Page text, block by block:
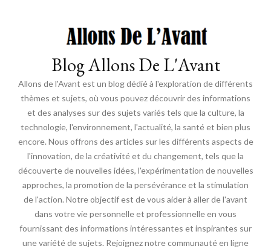
Blog Allons De L'Avant
Allons de l'Avant est un blog dédié à l'exploration de différents
thèmes et sujets, où vous pouvez découvrir des informations
et des analyses sur des sujets variés tels que la culture, la
technologie, l'environnement, l'actualité, la santé et bien plus
encore. Nous offrons des articles sur les différents aspects de
l'innovation, de la créativité et du changement, tels que la
découverte de nouvelles idées, l'expérimentation de nouvelles
approches, la promotion de la persévérance et la stimulation
de l'action. Notre objectif est de vous aider à aller de l'avant
dans votre vie personnelle et professionnelle en vous
fournissant des informations intéressantes et inspirantes sur
une variété de sujets. Rejoignez notre communauté en ligne